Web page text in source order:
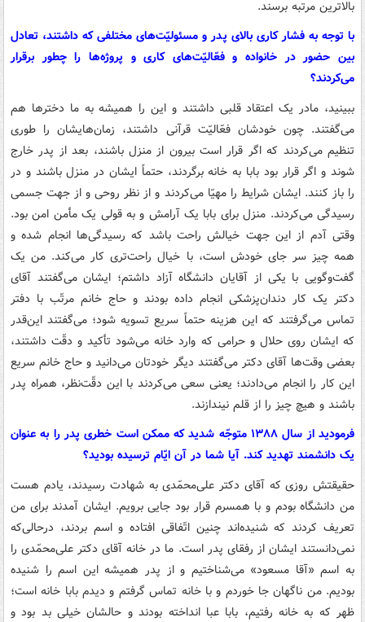
بالاترین مرتبه برسند.
با توجه به فشار کاری بالای پدر و مسئولیّت‌های مختلفی که داشتند، تعادل
بین حضور در خانواده و فعّالیّت‌های کاری و پروژه‌ها را چطور برقرار
می‌کردند؟
ببینید، مادر یک اعتقاد قلبی داشتند و این را همیشه به ما دخترها هم
می‌گفتند. چون خودشان فعّالیّت قرآنی داشتند، زمان‌هایشان را طوری
تنظیم می‌کردند که اگر قرار است بیرون از منزل باشند، بعد از پدر خارج
شوند و اگر قرار بود بابا به خانه برگردند، حتماً ایشان در منزل باشند و در
را باز کنند. ایشان شرایط را مهیّا می‌کردند و از نظر روحی و از جهت جسمی
رسیدگی می‌کردند. منزل برای بابا یک آرامش و به قولی یک مأمن امن بود.
وقتی آدم از این جهت خیالش راحت باشد که رسیدگی‌ها انجام شده و
همه چیز سر جای خودش است، با خیال راحت‌تری کار می‌کند. من یک
گفت‌وگویی با یکی از آقایان دانشگاه آزاد داشتم؛ ایشان می‌گفتند آقای
دکتر یک کار دندان‌پزشکی انجام داده بودند و حاج خانم مرتّب با دفتر
تماس می‌گرفتند که این هزینه حتماً سریع تسویه شود؛ می‌گفتند این‌قدر
که ایشان روی حلال و حرامی که وارد خانه می‌شود تأکید و دقّت داشتند،
بعضی وقت‌ها آقای دکتر می‌گفتند دیگر خودتان می‌دانید و حاج خانم سریع
این کار را انجام می‌دادند؛ یعنی سعی می‌کردند با این دقّت‌نظر، همراه پدر
باشند و هیچ چیز را از قلم نیندازند.
فرمودید از سال ۱۳۸۸ متوجّه شدید که ممکن است خطری پدر را به عنوان
یک دانشمند تهدید کند. آیا شما در آن ایّام ترسیده بودید؟
حقیقتش روزی که آقای دکتر علی‌محمّدی به شهادت رسیدند، یادم هست
من دانشگاه بودم و با همسرم قرار بود جایی برویم. ایشان آمدند برای من
تعریف کردند که شنیده‌اند چنین اتّفاقی افتاده و اسم بردند، درحالی‌که
نمی‌دانستند ایشان از رفقای پدر است. ما در خانه آقای دکتر علی‌محمّدی را
به اسم «آقا مسعود» می‌شناختیم و از پدر همیشه این اسم را شنیده
بودیم. من ناگهان جا خوردم و با خانه تماس گرفتم و دیدم بابا خانه است؛
ظهر که به خانه رفتیم، بابا عبا انداخته بودند و حالشان خیلی بد بود و